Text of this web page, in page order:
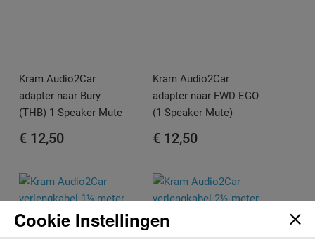
Kram Audio2Car
adapter naar Bury
(THB) 1 Speaker Mute
€ 12,50
Kram Audio2Car
adapter naar FWD EGO
(1 Speaker Mute)
€ 12,50
Cookie Instellingen